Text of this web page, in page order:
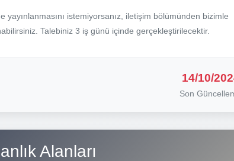
istemiyorsanız, iletişim bölümünden bizimle
Talebiniz 3 iş günü içinde gerçekleştirilecektir.
14/10/
Son
Alanları